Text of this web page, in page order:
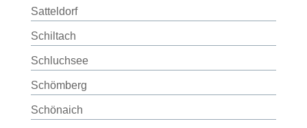
Satteldorf
Schiltach
Schluchsee
Schömberg
Schönaich